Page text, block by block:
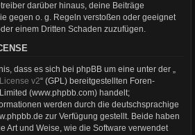
darüber hinaus, deine Beiträge
gegen o. g. Regeln verstoßen oder geeignet
einem Dritten Schaden zuzufügen.
dass es sich bei phpBB um eine unter der „
v2“ (GPL) bereitgestellten Foren-
(www.phpbb.com) handelt;
werden durch die deutschsprachige
zur Verfügung gestellt. Beide haben
Art und Weise, wie die Software verwendet